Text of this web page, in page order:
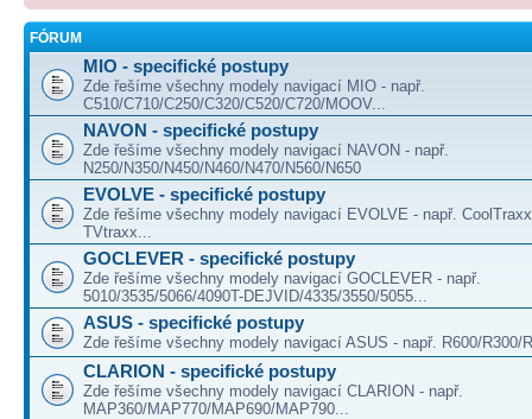
FÓRUM
MIO - specifické postupy
Zde řešíme všechny modely navigací MIO - např.
C510/C710/C250/C320/C520/C720/MOOV...
NAVON - specifické postupy
Zde řešíme všechny modely navigací NAVON - např.
N250/N350/N450/N460/N470/N560/N650
EVOLVE - specifické postupy
Zde řešíme všechny modely navigací EVOLVE - např.
TVtraxx...
GOCLEVER - specifické postupy
Zde řešíme všechny modely navigací GOCLEVER - např.
5010/3535/5066/4090T-DEJVID/4335/3550/5055...
ASUS - specifické postupy
Zde řešíme všechny modely navigací ASUS - např. R600/R300/
CLARION - specifické postupy
Zde řešíme všechny modely navigací CLARION - např.
MAP360/MAP770/MAP690/MAP790...